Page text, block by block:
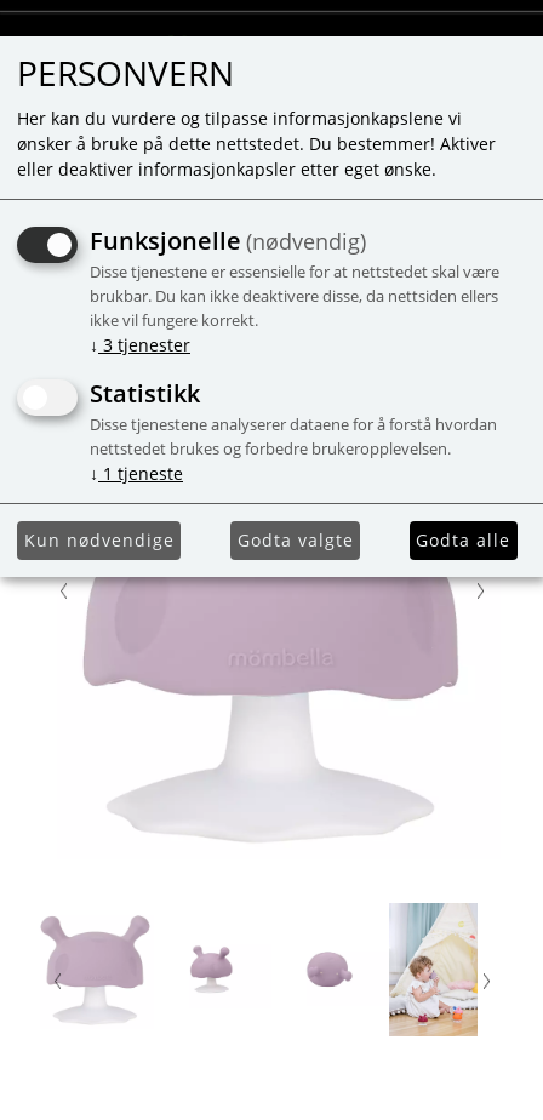
MOMBELLA MUSHROOM -
LAVENDEL
Den populære biteleken som gir ro til
både store og små.Fra 3+ mnd
PERSONVERN
Her kan du vurdere og tilpasse informasjonkapslene vi
ønsker å bruke på dette nettstedet. Du bestemmer! Aktiver
eller deaktiver informasjonkapsler etter eget ønske.
Funksjonelle (nødvendig)
Disse tjenestene er essensielle for at nettstedet skal være
brukbar. Du kan ikke deaktivere disse, da nettsiden ellers
ikke vil fungere korrekt.
↓ 3 tjenester
Statistikk
Disse tjenestene analyserer dataene for å forstå hvordan
nettstedet brukes og forbedre brukeropplevelsen.
↓ 1 tjeneste
Kun nødvendige Godta valgte Godta alle